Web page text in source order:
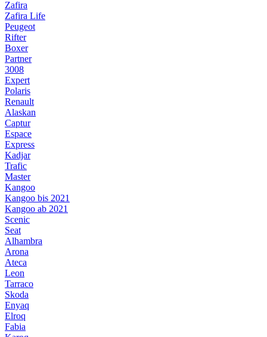
Zafira
Zafira Life
Peugeot
Rifter
Boxer
Partner
3008
Expert
Polaris
Renault
Alaskan
Captur
Espace
Express
Kadjar
Trafic
Master
Kangoo
Kangoo bis 2021
Kangoo ab 2021
Scenic
Seat
Alhambra
Arona
Ateca
Leon
Tarraco
Skoda
Enyaq
Elroq
Fabia